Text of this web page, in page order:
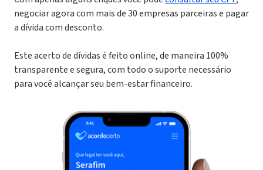
negociar agora com mais de 30 empresas parceiras e pagar
a dívida com desconto.
Este acerto de dívidas é feito online, de maneira 100%
transparente e segura, com todo o suporte necessário
para você alcançar seu bem-estar financeiro.